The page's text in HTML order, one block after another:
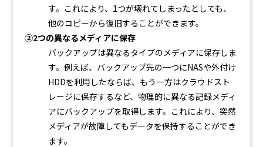
す。これにより、1つが壊れてしまったとしても、
他のコピーから復旧することができます。
②2つの異なるメディアに保存
バックアップは異なるタイプのメディアに保存しま
す。例えば、バックアップ先の一つにNASや外付け
HDDを利用したならば、もう一方はクラウドスト
レージに保存するなど、物理的に異なる記録メディ
アにバックアップを取得します。これにより、突然
メディアが故障してもデータを保持することができ
ます。